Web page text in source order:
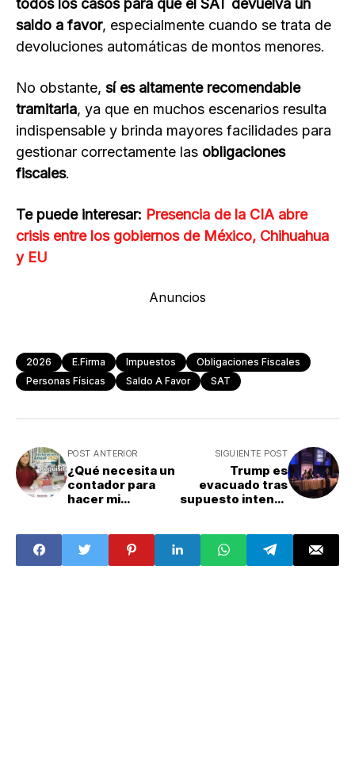
todos los casos para que el SAT devuelva un
saldo a favor, especialmente cuando se trata de
devoluciones automáticas de montos menores.
No obstante, sí es altamente recomendable
tramitarla, ya que en muchos escenarios resulta
indispensable y brinda mayores facilidades para
gestionar correctamente las obligaciones
fiscales.
Te puede interesar: Presencia de la CIA abre
crisis entre los gobiernos de México, Chihuahua
y EU
Anuncios
2026 E.firma Impuestos
Obligaciones Fiscales
Personas Físicas
Saldo A Favor SAT
POST ANTERIOR
¿Qué necesita un
contador para
hacer mi
Documentos
necesarios para
los trámites
SIGUIENTE POST
Trump es
evacuado tras
supuesto intento